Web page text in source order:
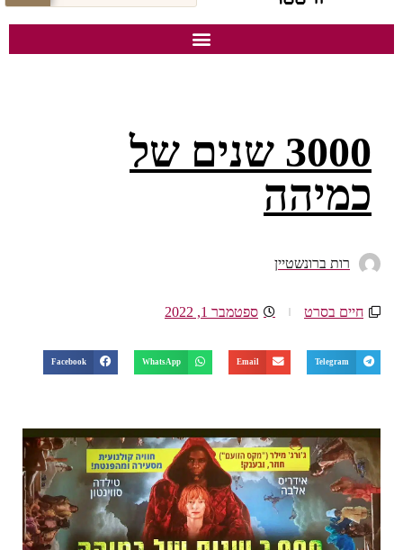
3000 שנים של
כמיהה
רות ברונשטיין
חיים בסרט ספטמבר 1, 2022
Telegram
Email
WhatsApp
Facebook